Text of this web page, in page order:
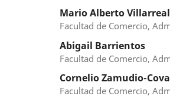
Mario Alberto
Facultad de Comercio,
Abigail Barrientos
Facultad de Comercio,
Cornelio Zamudio-
Facultad de Comercio,